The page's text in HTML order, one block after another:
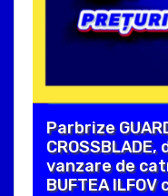
Parbrize
vanzare de
BUFTEA